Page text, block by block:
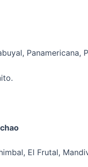
Panamericana,
El Frutal,